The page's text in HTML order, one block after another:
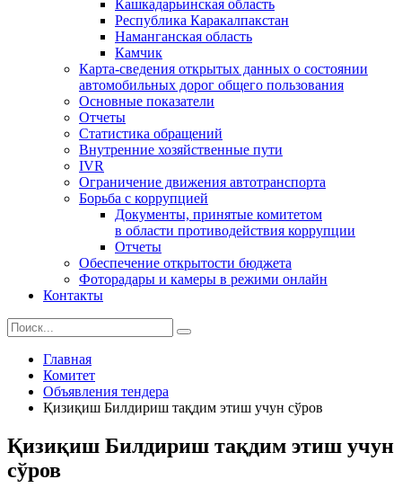
Кашкадарьинская область
Республика Каракалпакстан
Наманганская область
Камчик
Карта-сведения открытых данных о состоянии
автомобильных дорог общего пользования
Основные показатели
Отчеты
Статистика обращений
Внутренние хозяйственные пути
IVR
Ограничение движения автотранспорта
Борьба с коррупцией
Документы, принятые комитетом
в области противодействия коррупции
Отчеты
Обеспечение открытости бюджета
Фоторадары и камеры в режими онлайн
Контакты
Главная
Комитет
Объявления тендера
Қизиқиш Билдириш тақдим этиш учун сўров
Қизиқиш Билдириш тақдим этиш учун
сўров